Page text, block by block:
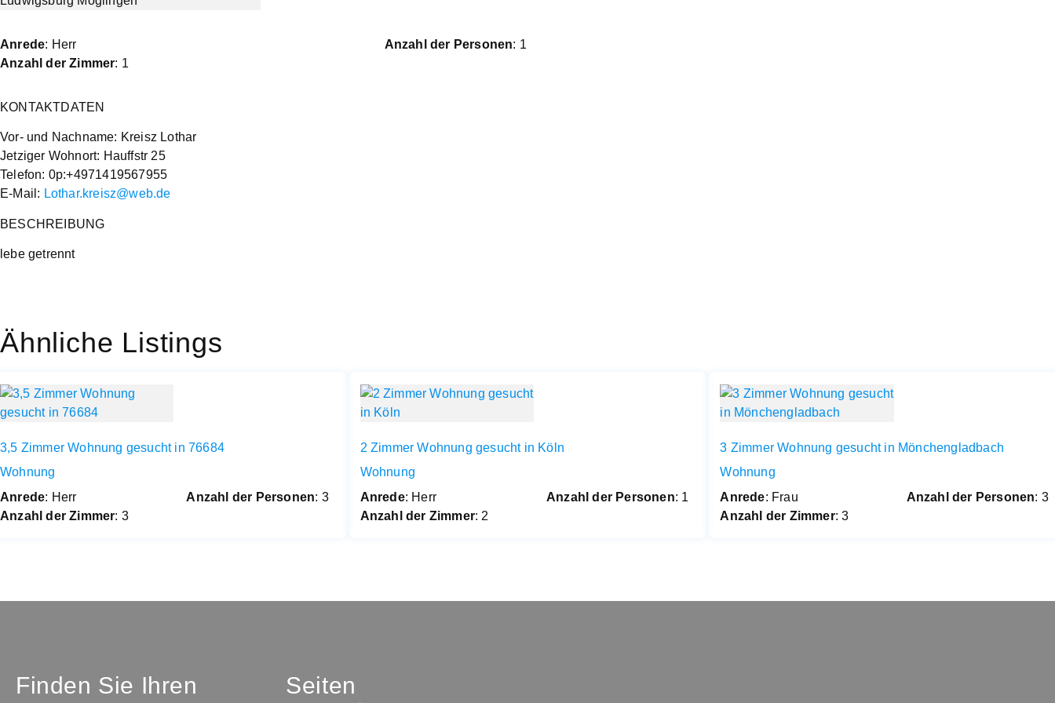
Anrede: Herr Anzahl der Personen: 1
Anzahl der Zimmer: 1
KONTAKTDATEN
Vor- und Nachname: Kreisz Lothar
Jetziger Wohnort: Hauffstr 25
Telefon: 0p:+4971419567955
E-Mail: Lothar.kreisz@web.de
BESCHREIBUNG
lebe getrennt
Ähnliche Listings
3,5 Zimmer Wohnung gesucht in 76684
Wohnung
Anrede: Herr Anzahl der Personen: 3
Anzahl der Zimmer: 3
2 Zimmer Wohnung gesucht in Köln
Wohnung
Anrede: Herr Anzahl der Personen: 1
Anzahl der Zimmer: 2
3 Zimmer Wohnung gesucht in Mönchengladbach
Wohnung
Anrede: Frau Anzahl der Personen: 3
Anzahl der Zimmer: 3
Finden Sie Ihren
Seiten